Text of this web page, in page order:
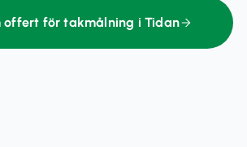
offert för takmålning i Tidan